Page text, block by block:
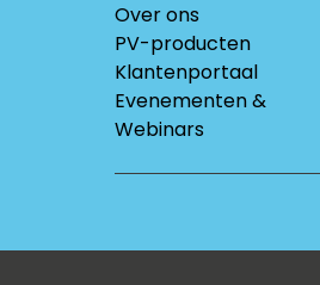
Over ons
PV-producten
Klantenportaal
Evenementen &
Webinars